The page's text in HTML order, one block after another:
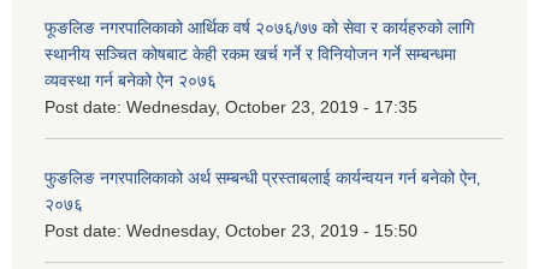
फूङलिङ नगरपालिकाको आर्थिक वर्ष २०७६/७७ को सेवा र कार्यहरुको लागि
स्थानीय सञ्चित कोषबाट केही रकम खर्च गर्ने र विनियोजन गर्ने सम्बन्धमा
व्यवस्था गर्न बनेको ऐन २०७६
Post date: Wednesday, October 23, 2019 - 17:35
फुङलिङ नगरपालिकाको अर्थ सम्बन्धी प्रस्ताबलाई कार्यन्वयन गर्न बनेको ऐन‚
२०७६
Post date: Wednesday, October 23, 2019 - 15:50